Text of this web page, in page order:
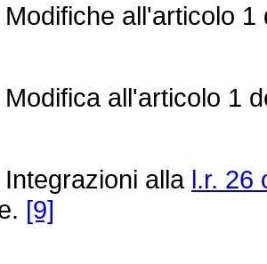
Modifiche all'articolo
Modifica all'articolo 1
Integrazioni alla l.r. 26
[9]